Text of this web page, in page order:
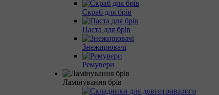
Скраб для брів
Паста для брів
Знежирювачі
Ремувери
Ламінування брів